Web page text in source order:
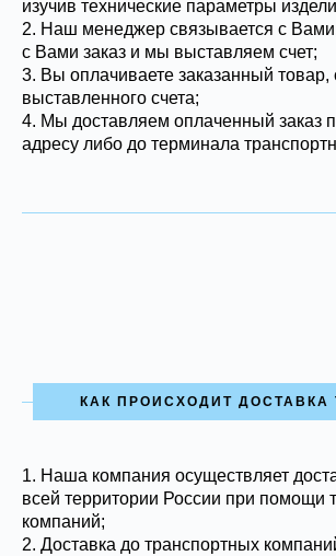
изучив технические параметры
2. Наш менеджер связывается с
с Вами заказ и мы выставляем счет;
3. Вы оплачиваете заказанный товар,
выставленного счета;
4. Мы доставляем оплаченный заказ
адресу либо до терминала
КАК ПРОИСХОДИТ ДОСТАВКА
1. Наша компания осуществляет
всей территории России при помощи
компаний;
2. Доставка до транспортных